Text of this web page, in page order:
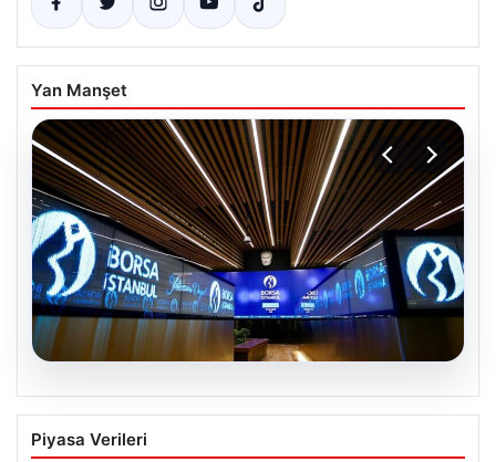
Yan Manşet
05.08.2026
Yatırım araçlarının haftalık performansı
nasıl oldu?
Piyasa Verileri